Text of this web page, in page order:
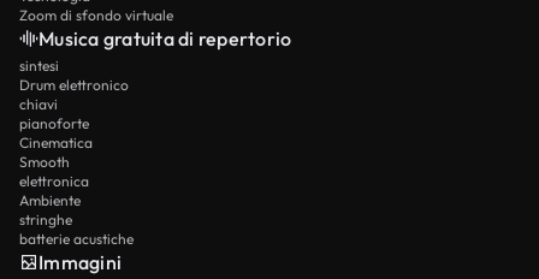
Zoom di sfondo virtuale
Musica gratuita di repertorio
sintesi
Drum elettronico
chiavi
pianoforte
Cinematica
Smooth
elettronica
Ambiente
stringhe
batterie acustiche
Immagini